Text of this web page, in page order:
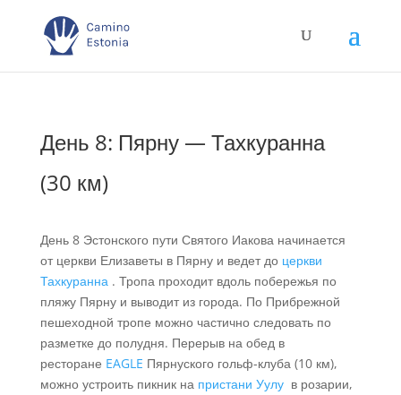
День 8: Пярну — Тахкуранна
(30 км)
День 8 Эстонского пути Святого Иакова начинается
от церкви Елизаветы в Пярну и ведет до церкви
Тахкуранна. Тропа проходит вдоль побережья по
пляжу Пярну и выводит из города. По Прибрежной
пешеходной тропе можно частично следовать по
разметке до полудня. Перерыв на обед в
ресторане EAGLE Пярнуского гольф-клуба (10 км),
можно устроить пикник на пристани Уулув розарии,